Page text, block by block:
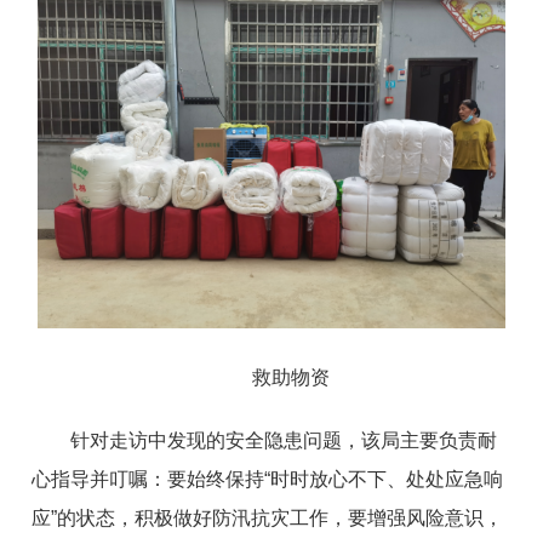
救助物资
针对走访中发现的安全隐患问题，该局主要负责耐
心指导并叮嘱：要始终保持“时时放心不下、处处应急响
应”的状态，积极做好防汛抗灾工作，要增强风险意识，